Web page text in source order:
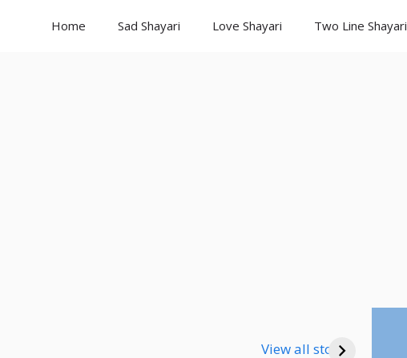
Home Sad Shayari Love Shayari Two Line Shayari
View all storiesShayari